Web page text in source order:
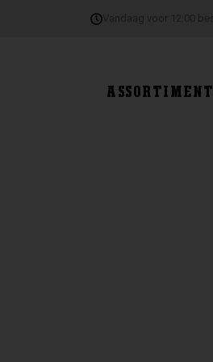
ASSORTIMENT